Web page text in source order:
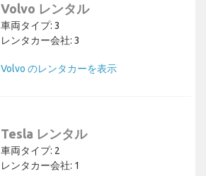
Volvo レンタル
車両タイプ: 3
レンタカー会社: 3
Volvo のレンタカーを表示
Tesla レンタル
車両タイプ: 2
レンタカー会社: 1